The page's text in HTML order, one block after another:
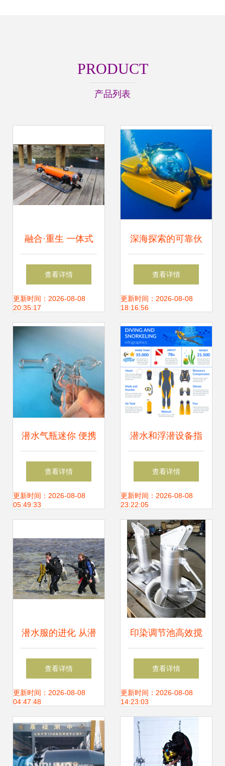
PRODUCT
产品列表
融合·重生 一体式
水下机器人的技术
革命与行业愿景
查看详情
更新时间：2026-08-08
20:35:17
深海探索的可靠伙
伴 新型探测载人潜
水器引领水下作业
新纪元
查看详情
更新时间：2026-08-08
18:16:56
潜水气瓶迷你 便携
潜水装备的价格与
选购指南
查看详情
更新时间：2026-08-08
05:49:33
潜水和浮潜设备指
南信息图 从基础到
进阶的视觉解析
查看详情
更新时间：2026-08-08
23:22:05
潜水服的进化 从潜
水设备到水中探索
的关键工具
查看详情
更新时间：2026-08-08
04:47:48
印染调节池高效搅
拌利器 QJB3/8-
400潜水搅拌机直
销价格解析
查看详情
更新时间：2026-08-08
14:23:03